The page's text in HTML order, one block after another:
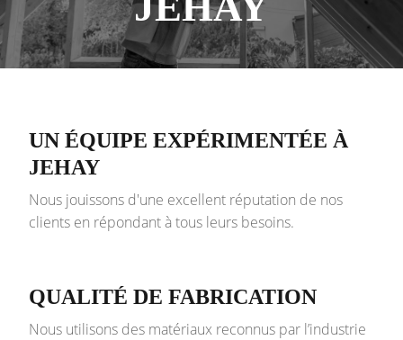
UN ÉQUIPE EXPÉRIMENTÉE À
JEHAY
Nous jouissons d'une excellent réputation de nos
clients en répondant à tous leurs besoins.
QUALITÉ DE FABRICATION
Nous utilisons des matériaux reconnus par l’industrie